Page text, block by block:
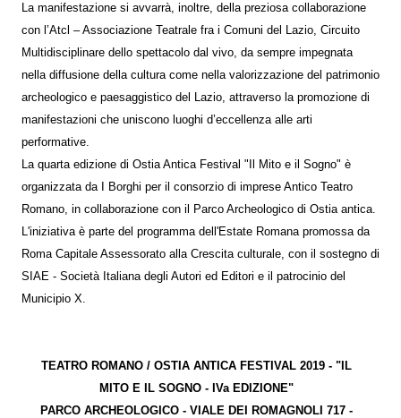
La manifestazione si avvarrà, inoltre, della preziosa collaborazione
con l’Atcl – Associazione Teatrale fra i Comuni del Lazio, Circuito
Multidisciplinare dello spettacolo dal vivo, da sempre impegnata
nella diffusione della cultura come nella valorizzazione del patrimonio
archeologico e paesaggistico del Lazio, attraverso la promozione di
manifestazioni che uniscono luoghi d’eccellenza alle arti
performative.
La quarta edizione di Ostia Antica Festival "Il Mito e il Sogno" è
organizzata da I Borghi per il consorzio di imprese Antico Teatro
Romano, in collaborazione con il Parco Archeologico di Ostia antica.
L'iniziativa è parte del programma dell'Estate Romana promossa da
Roma Capitale Assessorato alla Crescita culturale, con il sostegno di
SIAE - Società Italiana degli Autori ed Editori e il patrocinio del
Municipio X.
TEATRO ROMANO / OSTIA ANTICA FESTIVAL 2019 - "IL
MITO E IL SOGNO - IVa EDIZIONE"
PARCO ARCHEOLOGICO - VIALE DEI ROMAGNOLI 717 -